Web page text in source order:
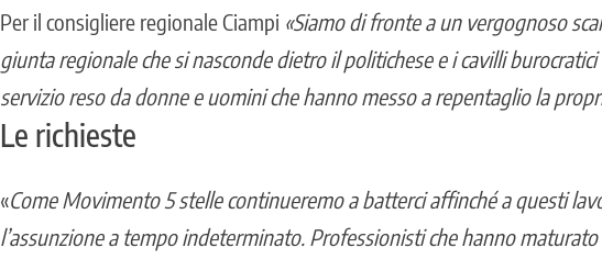
Per il consigliere regionale Ciampi «Siamo di fronte a un vergognoso
giunta regionale che si nasconde dietro il politichese e i cavilli
servizio reso da donne e uomini che hanno messo a repentaglio la
Le richieste
«Come Movimento 5 stelle continueremo a batterci affinché a questi
l’assunzione a tempo indeterminato. Professionisti che hanno